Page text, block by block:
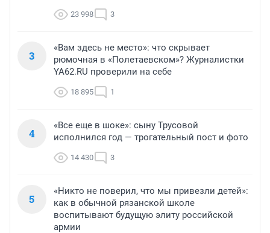
23 998 3
3
«Вам здесь не место»: что скрывает
рюмочная в «Полетаевском»? Журналистки
YA62.RU проверили на себе
18 895 1
4
«Все еще в шоке»: сыну Трусовой
исполнился год — трогательный пост и фото
14 430 3
5
«Никто не поверил, что мы привезли детей»:
как в обычной рязанской школе
воспитывают будущую элиту российской
армии